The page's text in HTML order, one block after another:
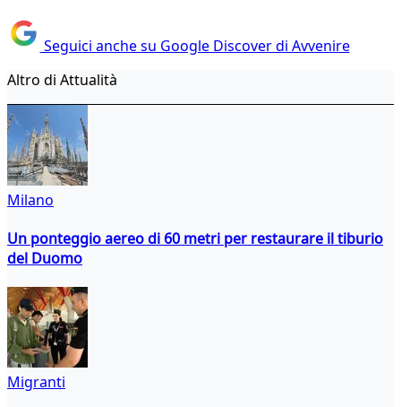
Seguici anche su Google Discover di Avvenire
Altro di Attualità
Milano
Un ponteggio aereo di 60 metri per restaurare il tiburio
del Duomo
Migranti